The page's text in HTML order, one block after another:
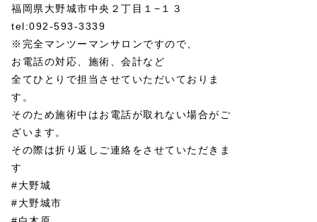
福岡県大野城市中央２丁目１−１３
tel:092-593-3339
※完全マンツーマンサロンですので、
お電話の対応、施術、会計など
全てひとりで担当させていただいておりま
す。
そのため施術中はお電話が取れない場合がご
ざいます。
その際は折り返しご連絡をさせていただきま
す
#大野城
#大野城市